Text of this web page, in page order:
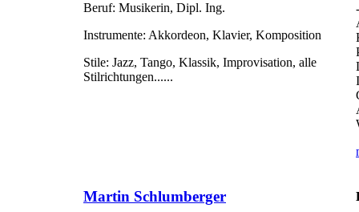
Beruf: Musikerin, Dipl. Ing.
Instrumente: Akkordeon, Klavier, Komposition
Stile: Jazz, Tango, Klassik, Improvisation, alle
Stilrichtungen......
Martin Schlumberger